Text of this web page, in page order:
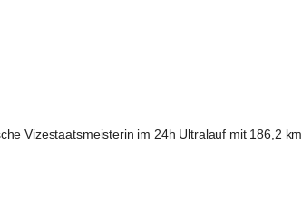
Vizestaatsmeisterin im 24h Ultralauf mit 186,2 km